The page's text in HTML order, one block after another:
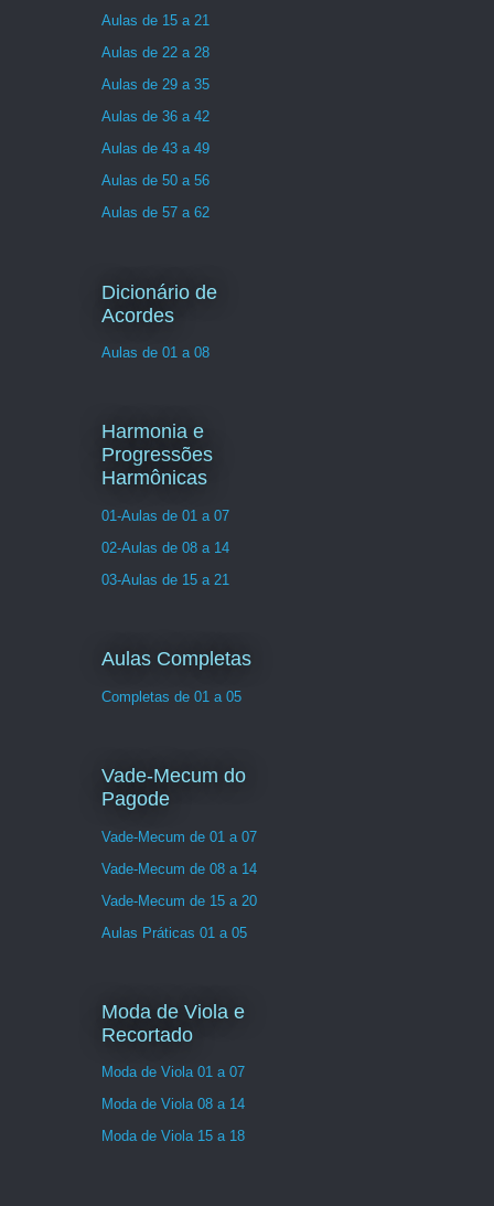
Aulas de 15 a 21
Aulas de 22 a 28
Aulas de 29 a 35
Aulas de 36 a 42
Aulas de 43 a 49
Aulas de 50 a 56
Aulas de 57 a 62
Dicionário de
Acordes
Aulas de 01 a 08
Harmonia e
Progressões
Harmônicas
01-Aulas de 01 a 07
02-Aulas de 08 a 14
03-Aulas de 15 a 21
Aulas Completas
Completas de 01 a 05
Vade-Mecum do
Pagode
Vade-Mecum de 01 a 07
Vade-Mecum de 08 a 14
Vade-Mecum de 15 a 20
Aulas Práticas 01 a 05
Moda de Viola e
Recortado
Moda de Viola 01 a 07
Moda de Viola 08 a 14
Moda de Viola 15 a 18